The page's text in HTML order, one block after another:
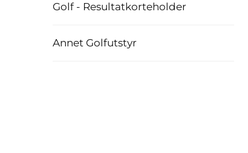
Golf - Resultatkorteholder
Annet Golfutstyr